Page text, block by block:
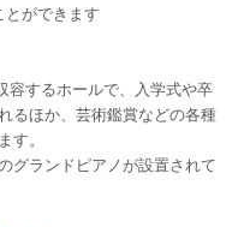
とができます
容するホールで、入学式や卒
るほか、芸術鑑賞などの各種
す。
グランドピアノが設置されて